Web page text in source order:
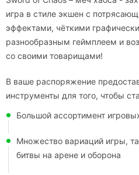
игра в стиле экшен с
эффектами, чёткими
разнообразным геймплеем и
со своими товарищами!
В ваше распоряжение
инструменты для того, чтобы
Большой ассортимент
Множество вариаций игры,
битвы на арене и оборона